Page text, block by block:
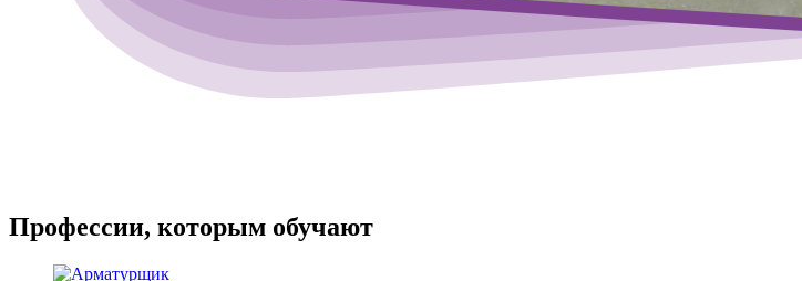
Профессии, которым обучают